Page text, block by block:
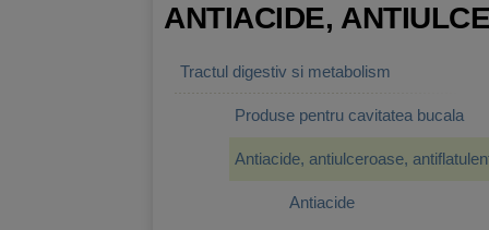
ANTIACIDE,
Tractul digestiv si metabolism
Produse pentru cavitatea bucala
Antiacide, antiulceroase,
Antiacide